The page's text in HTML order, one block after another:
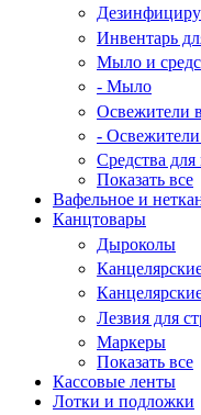
Инвентарь
Мыло и
- Мыло
Освежители
- Освежители
Средства
Показать все
Вафельное и
Канцтовары
Дыроколы
Лезвия для
Маркеры
Показать все
Кассовые ленты
Лотки и подложки